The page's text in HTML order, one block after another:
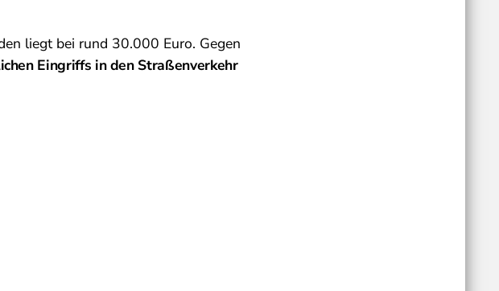
liegt bei rund 30.000 Euro. Gegen
Eingriffs in den Straßenverkehr